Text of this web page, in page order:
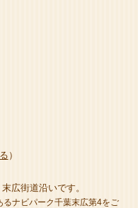
）
広街道沿いです。
ナビパーク千葉末広第4をご